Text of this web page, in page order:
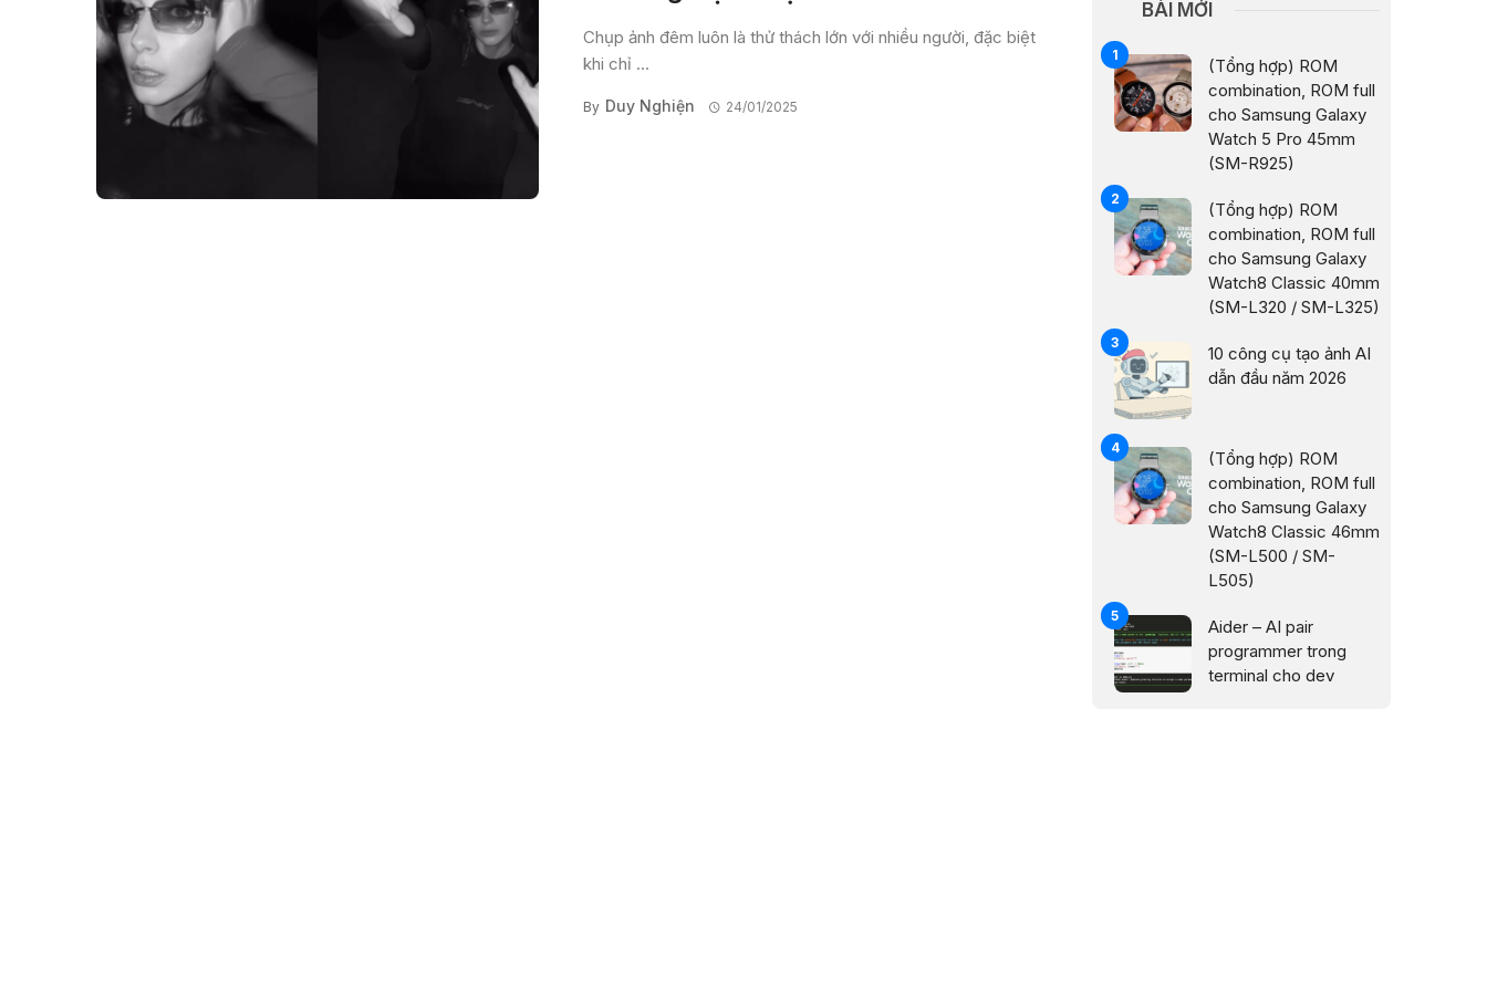
Chụp ảnh đêm luôn là thử thách lớn với nhiều người, đặc biệt
khi chỉ ...
By Duy Nghiện 24/01/2025
BÀI MỚI
(Tổng hợp) ROM
combination, ROM full
cho Samsung Galaxy
Watch 5 Pro 45mm
(SM-R925)
(Tổng hợp) ROM
combination, ROM full
cho Samsung Galaxy
Watch8 Classic 40mm
(SM-L320 / SM-L325)
10 công cụ tạo ảnh AI
dẫn đầu năm 2026
(Tổng hợp) ROM
combination, ROM full
cho Samsung Galaxy
Watch8 Classic 46mm
(SM-L500 / SM-
L505)
Aider – AI pair
programmer trong
terminal cho dev